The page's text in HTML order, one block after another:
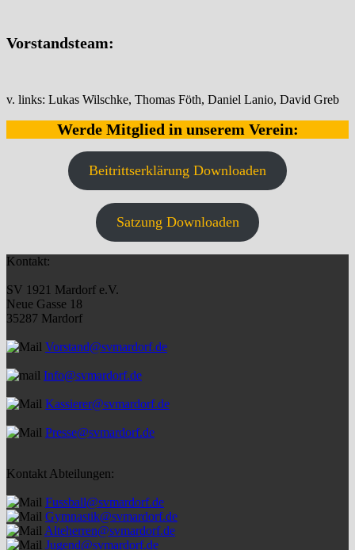
Vorstandsteam:
v. links: Lukas Wilschke, Thomas Föth, Daniel Lanio, David Greb
Werde Mitglied in unserem Verein:
Beitrittserklärung Downloaden
Satzung Downloaden
Kontakt:
SV 1921 Mardorf e.V.
Neue Gasse 18
35287 Mardorf
Vorstand@svmardorf.de
Info@svmardorf.de
Kassierer@svmardorf.de
Presse@svmardorf.de
Kontakt Abteilungen:
Fussball@svmardorf.de
Gymnastik@svmardorf.de
Alteherren@svmardorf.de
Jugend@svmardorf.de